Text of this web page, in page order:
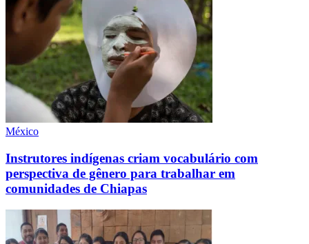
México
Instrutores indígenas criam vocabulário com
perspectiva de gênero para trabalhar em
comunidades de Chiapas